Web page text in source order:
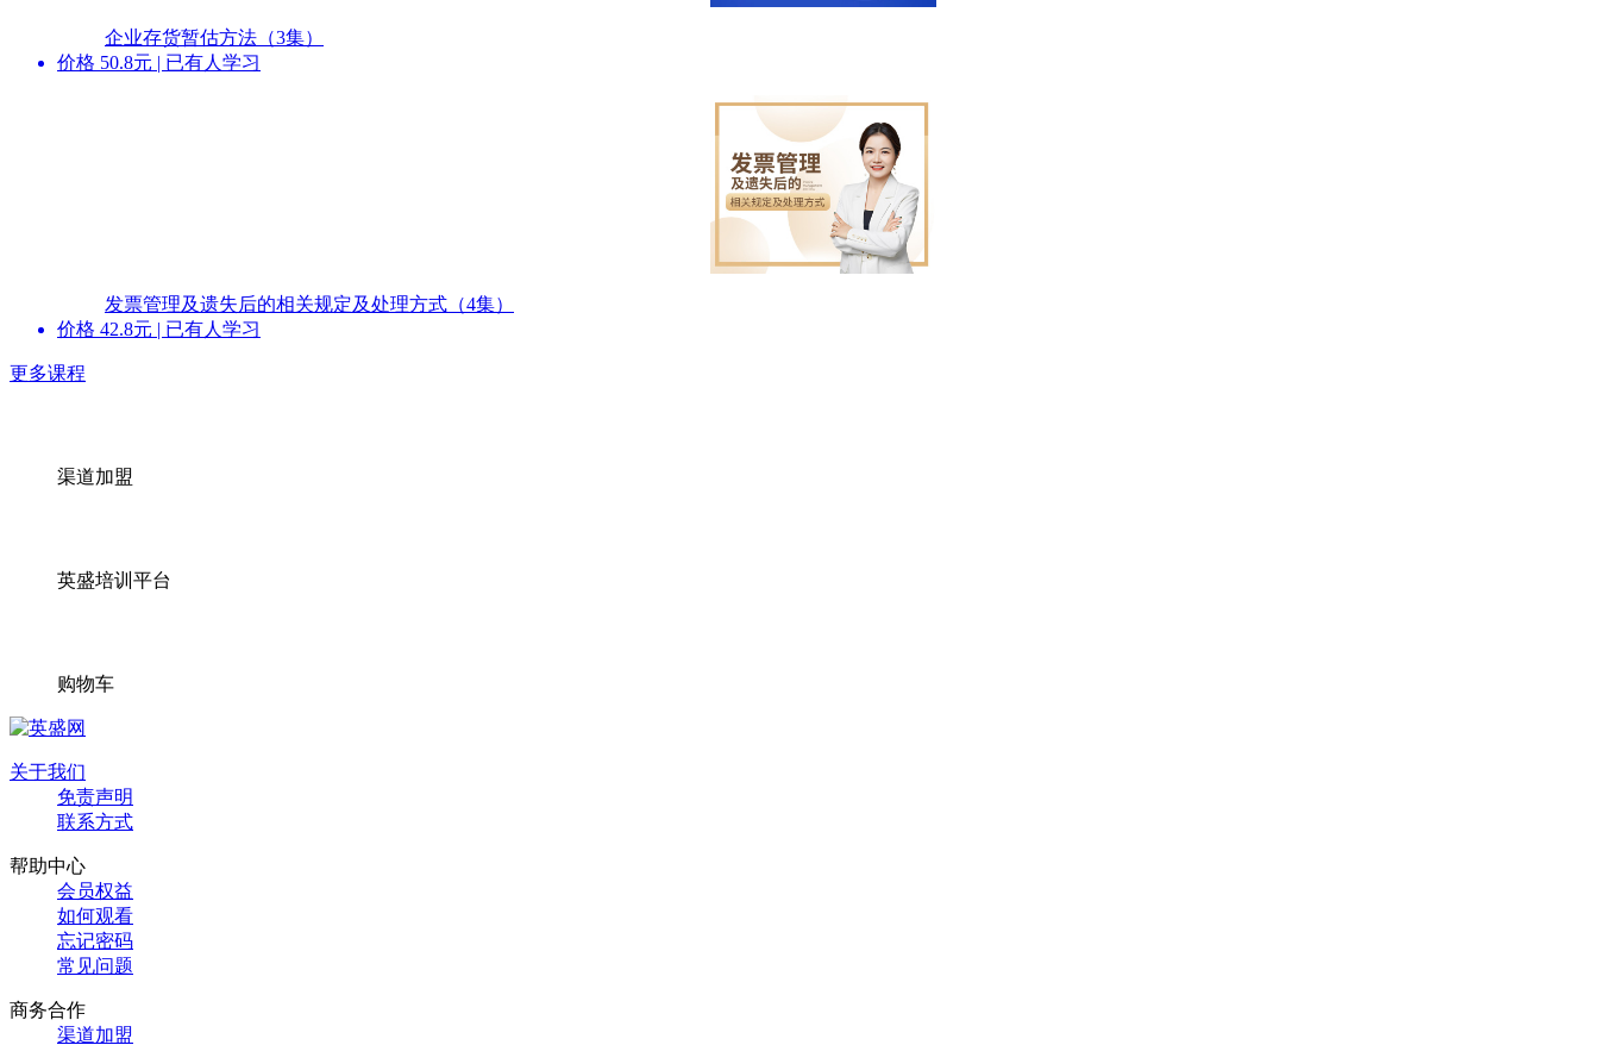
企业存货暂估方法（3集）
价格 50.8元 | 已有人 学习
发票管理及遗失后的相关规定及处理方式（4集）
价格 42.8元 | 已有人 学习
更多课程
渠道加盟
英盛培训平台
购物车
关于我们
免责声明
联系方式
帮助中心
会员权益
如何观看
忘记密码
常见问题
商务合作
渠道加盟